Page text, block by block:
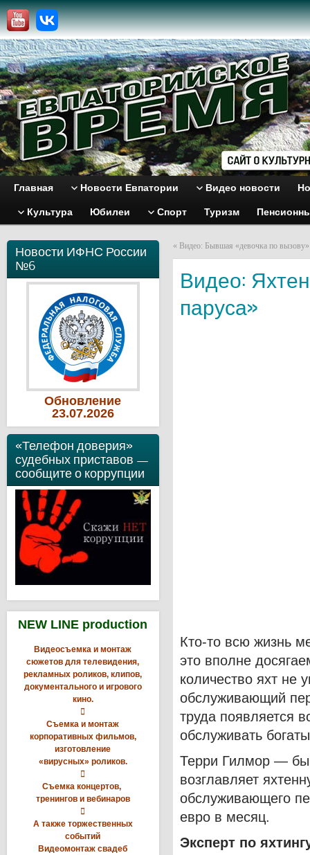
Главная Новости Евпатории Видео новости
Культура Юбилеи Спорт Туризм
Новости ИФНС России
№6
Обновление
23.07.2026
«Телефон доверия»
судебных приставов —
сообщите о коррупции
NEW LINE production
Видеосъемка и монтаж
сюжетов для телевидения,
рекламных роликов, клипов,
документального и игрового
кино.

Съемка и монтаж
корпоративных фильмов,
изготовление
«вирусных» роликов.

Съемка концертов,
тренингов и вебинаров

А также торжественных
событий
Видеомонтаж свадеб
« Видео: Бывшая «девочка по
Видео:
паруса»
Кто-то всю жизнь
это вполне
количество яхт не
обслуживающий
труда появляется
обслуживать
Терри Гилмор —
возглавляет
обслуживающего
евро в месяц.
Эксперт по